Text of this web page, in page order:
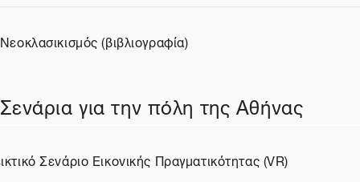
(βιβλιογραφία)
για την πόλη της Αθήνας
Σενάριο Εικονικής Πραγματικότητας (VR)